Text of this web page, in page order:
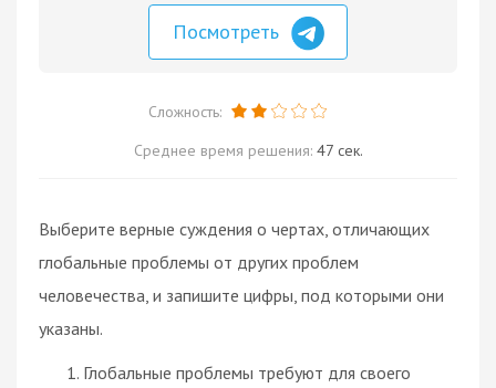
Посмотреть
Сложность:
Среднее время решения: 47 сек.
Выберите верные суждения о чертах, отличающих
глобальные проблемы от других проблем
человечества, и запишите цифры, под которыми они
указаны.
Глобальные проблемы требуют для своего